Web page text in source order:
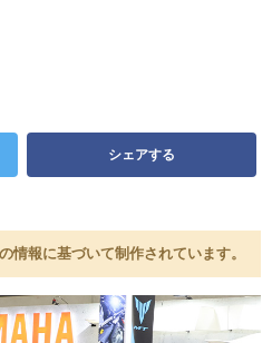
シェアする
情報に基づいて制作されています。